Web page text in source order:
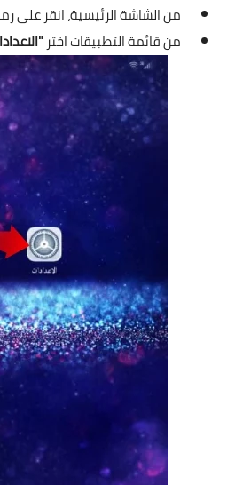
من الشاشة الرئيسية، انقر على
من قائمة التطبيقات اختر